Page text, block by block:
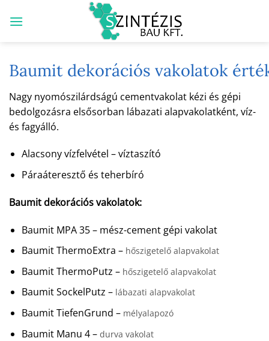
Baumit dekorációs vakolatok
Nagy nyomószilárdságú cementvakolat kézi és gépi
bedolgozásra elsősorban lábazati alapvakolatként, víz-
és fagyálló.
Alacsony vízfelvétel – víztaszító
Páraáteresztő és teherbíró
Baumit dekorációs vakolatok:
Baumit MPA 35 – mész-cement gépi vakolat
Baumit ThermoExtra – hőszigetelő alapvakolat
Baumit ThermoPutz – hőszigetelő alapvakolat
Baumit SockelPutz – lábazati alapvakolat
Baumit TiefenGrund – mélyalapozó
Baumit Manu 4 – durva vakolat